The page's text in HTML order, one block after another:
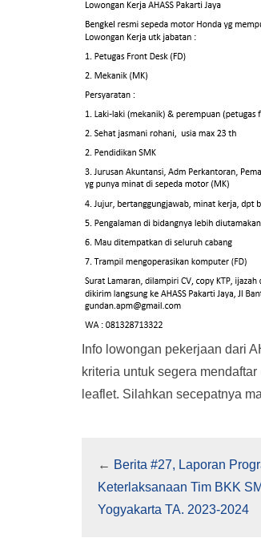
Info lowongan pekerjaan dari
kriteria untuk segera
leaflet. Silahkan secepatnya
← Berita #27, Laporan
Keterlaksanaan Tim BKK
Yogyakarta TA. 2023-2024